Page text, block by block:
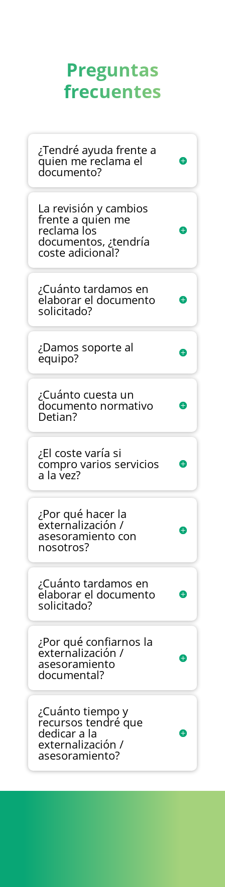
Preguntas
frecuentes
¿Tendré ayuda frente a
quien me reclama el
documento?
La revisión y cambios
frente a quien me
reclama los
documentos, ¿tendría
coste adicional?
¿Cuánto tardamos en
elaborar el documento
solicitado?
¿Damos soporte al
equipo?
¿Cuánto cuesta un
documento normativo
Detian?
¿El coste varía si
compro varios servicios
a la vez?
¿Por qué hacer la
externalización /
asesoramiento con
nosotros?
¿Cuánto tardamos en
elaborar el documento
solicitado?
¿Por qué confiarnos la
externalización /
asesoramiento
documental?
¿Cuánto tiempo y
recursos tendré que
dedicar a la
externalización /
asesoramiento?